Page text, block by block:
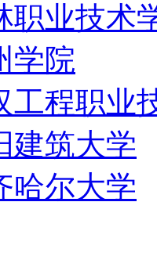
职业技术
学院
工程职业
建筑大学
哈尔大学